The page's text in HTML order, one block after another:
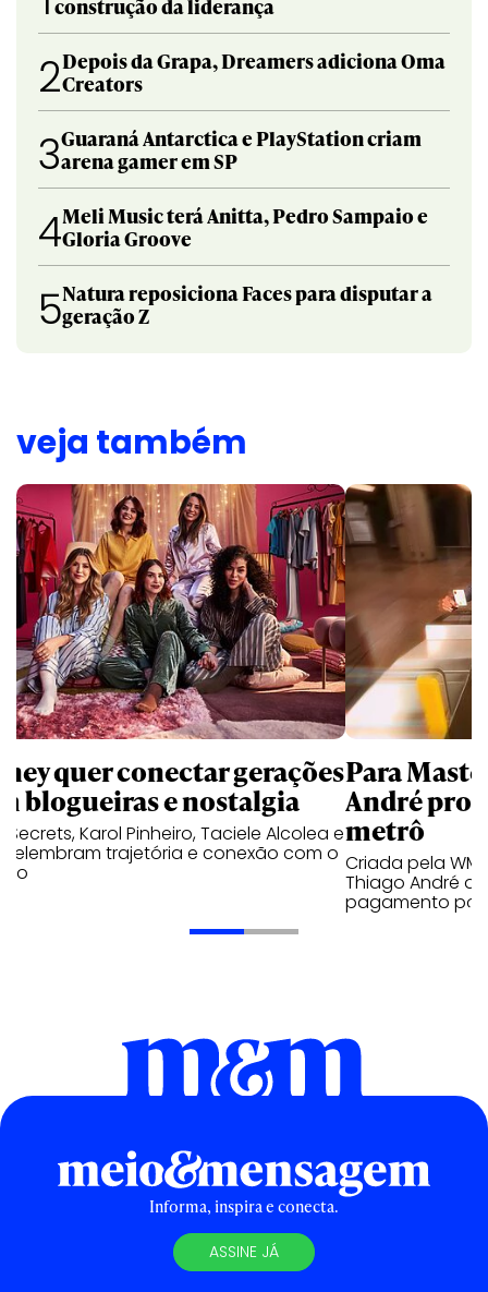
construção da liderança
2Depois da Grapa, Dreamers adiciona Oma
Creators
3Guaraná Antarctica e PlayStation criam
arena gamer em SP
4Meli Music terá Anitta, Pedro Sampaio e
Gloria Groove
5Natura reposiciona Faces para disputar a
geração Z
veja também
quer conectar gerações
blogueiras e nostalgia
Secrets, Karol Pinheiro, Taciele Alcolea e
relembram trajetória e conexão com o
Para
André
metrô
Criada pela
Thiago André
pagamento por
Informa, inspira e conecta.
ASSINE JÁ